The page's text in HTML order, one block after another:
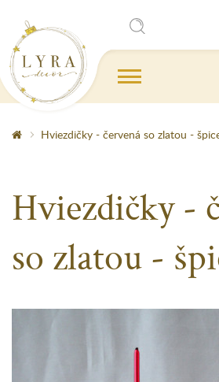
Hviezdičky - červená so zlatou -
Hviezdičky -
so zlatou -